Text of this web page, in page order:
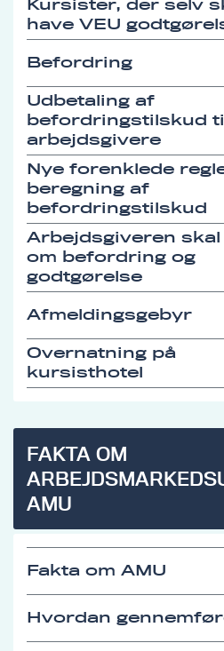
Kursister, der selv
have VEU
Befordring
Udbetaling af
befordringstilskud
arbejdsgivere
Nye forenklede
beregning af
befordringstilskud
Arbejdsgiveren skal
om befordring og
godtgørelse
Afmeldingsgebyr
Overnatning på
kursisthotel
FAKTA OM
AMU
Fakta om AMU
Hvordan